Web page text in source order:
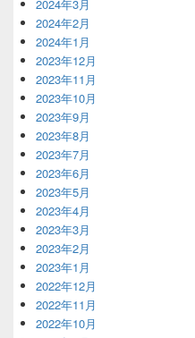
2024年3月
2024年2月
2024年1月
2023年12月
2023年11月
2023年10月
2023年9月
2023年8月
2023年7月
2023年6月
2023年5月
2023年4月
2023年3月
2023年2月
2023年1月
2022年12月
2022年11月
2022年10月